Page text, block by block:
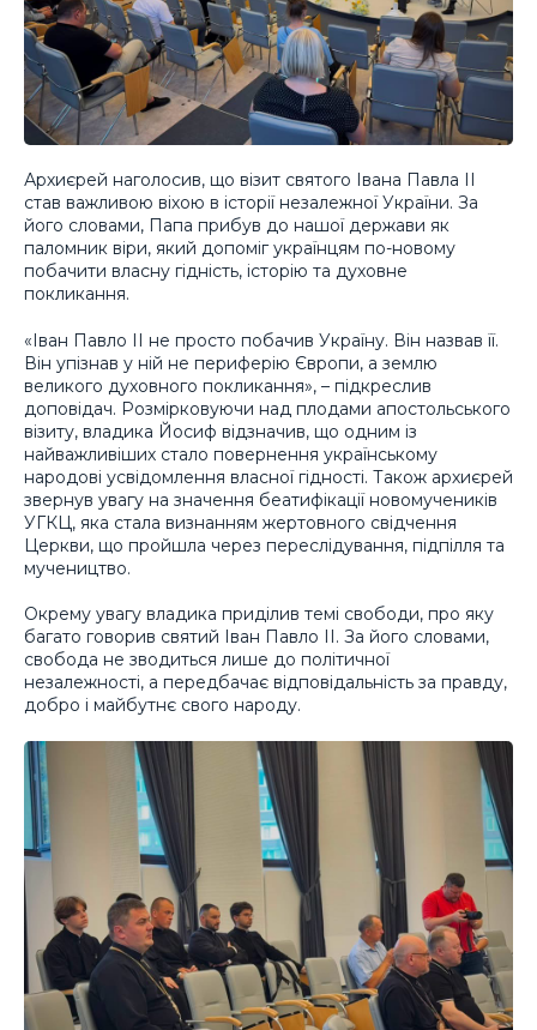
Архиєрей наголосив, що візит святого Івана Павла ІІ
став важливою віхою в історії незалежної України. За
його словами, Папа прибув до нашої держави як
паломник віри, який допоміг українцям по-новому
побачити власну гідність, історію та духовне
покликання.
«Іван Павло ІІ не просто побачив Україну. Він назвав її.
Він упізнав у ній не периферію Європи, а землю
великого духовного покликання», – підкреслив
доповідач. Розмірковуючи над плодами апостольського
візиту, владика Йосиф відзначив, що одним із
найважливіших стало повернення українському
народові усвідомлення власної гідності. Також архиєрей
звернув увагу на значення беатифікації новомучеників
УГКЦ, яка стала визнанням жертовного свідчення
Церкви, що пройшла через переслідування, підпілля та
мучеництво.
Окрему увагу владика приділив темі свободи, про яку
багато говорив святий Іван Павло ІІ. За його словами,
свобода не зводиться лише до політичної
незалежності, а передбачає відповідальність за правду,
добро і майбутнє свого народу.